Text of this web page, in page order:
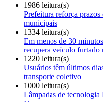
1986 leitura(s)
Prefeitura reforça
municipais
1334 leitura(s)
Em menos de 30
recupera veículo furtado
1220 leitura(s)
Usuários têm últimos
transporte coletivo
1000 leitura(s)
Lâmpadas de